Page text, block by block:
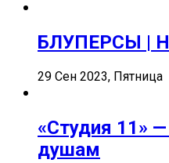
БЛУПЕРСЫ |
29 Сен 2023, Пятница
«Студия 11»
душам